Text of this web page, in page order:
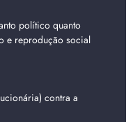
político quanto
e reprodução social
contra a